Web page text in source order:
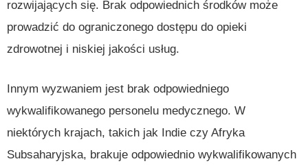
rozwijających się. Brak odpowiednich środków może
prowadzić do ograniczonego dostępu do opieki
zdrowotnej i niskiej jakości usług.
Innym wyzwaniem jest brak odpowiedniego
wykwalifikowanego personelu medycznego. W
niektórych krajach, takich jak Indie czy Afryka
Subsaharyjska, brakuje odpowiednio wykwalifikowanych